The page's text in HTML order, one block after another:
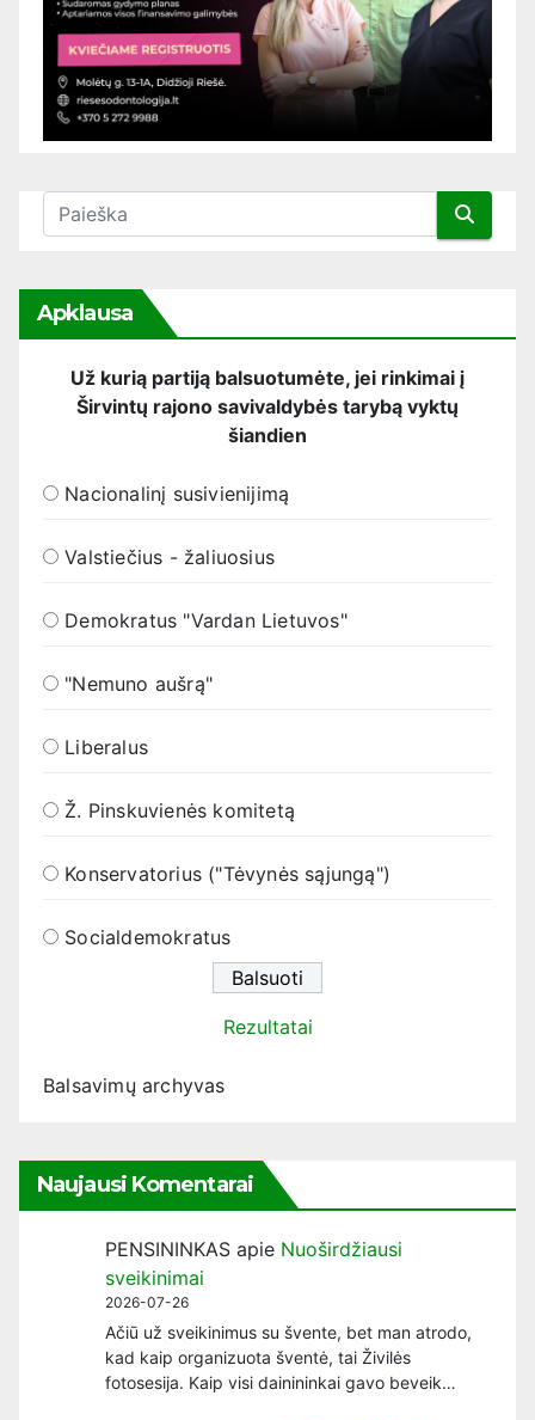
Apklausa
Už kurią partiją balsuotumėte, jei rinkimai į
Širvintų rajono savivaldybės tarybą vyktų
šiandien
Nacionalinį susivienijimą
Valstiečius - žaliuosius
Demokratus "Vardan Lietuvos"
"Nemuno aušrą"
Liberalus
Ž. Pinskuvienės komitetą
Konservatorius ("Tėvynės sąjungą")
Socialdemokratus
Rezultatai
Balsavimų archyvas
Naujausi Komentarai
PENSININKAS apie Nuoširdžiausi
sveikinimai
2026-07-26
Ačiū už sveikinimus su švente, bet man atrodo,
kad kaip organizuota šventė, tai Živilės
fotosesija. Kaip visi dainininkai gavo beveik…